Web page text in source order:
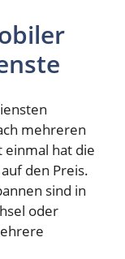
mehreren
einmal hat die
den Preis.
sind in
oder